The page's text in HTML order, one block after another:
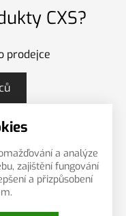
CXS?
prodejce
a analýze
zajištění fungování
a přizpůsobení